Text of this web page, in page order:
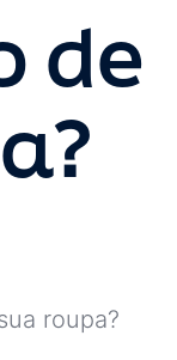
de
roupa?